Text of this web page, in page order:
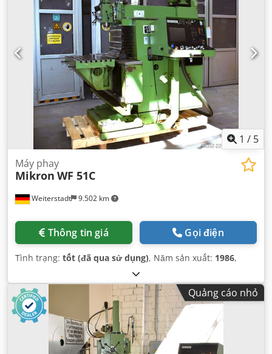
1 / 5
Weiterstadt 9.502 km
Máy phay
Mikron WF 51C
Thông tin giá Gọi điện
Tình trạng: tốt (đã qua sử dụng), Năm sản xuất: 1986,
Quảng cáo nhỏ